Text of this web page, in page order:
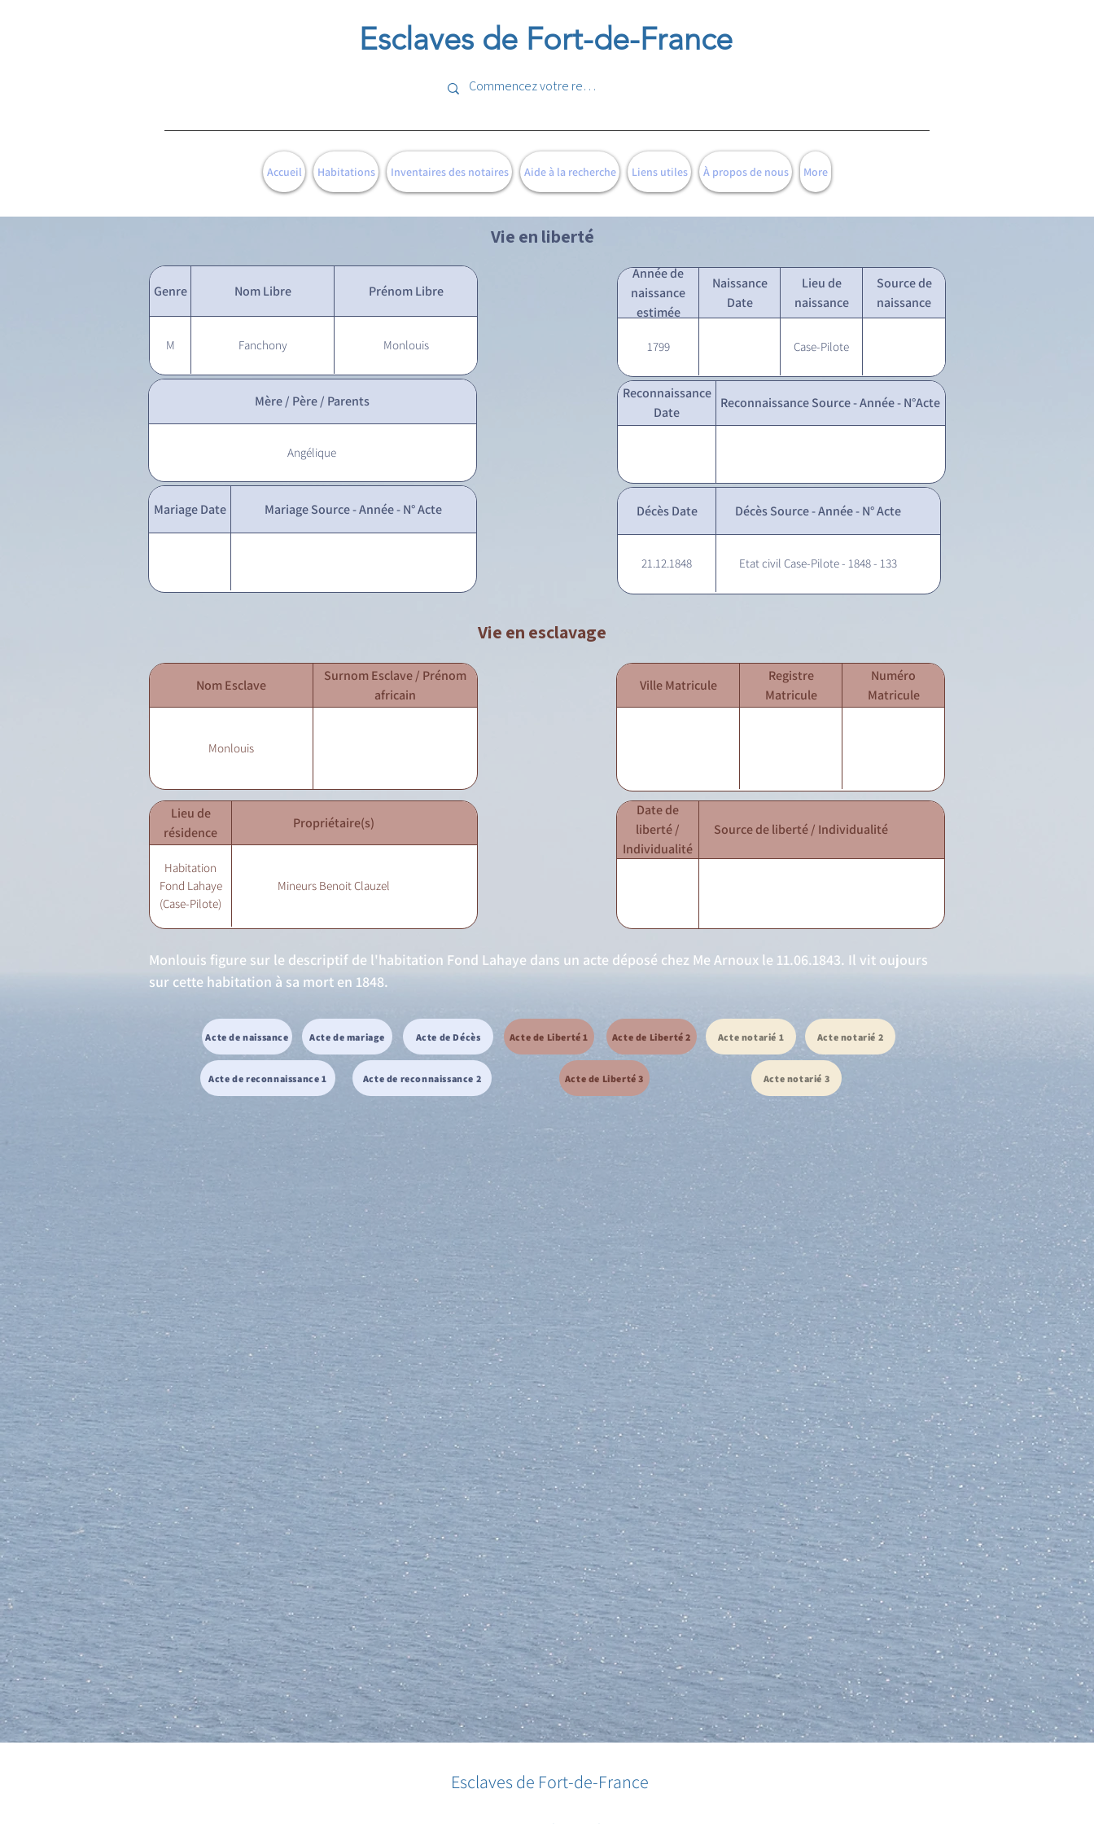
Esclaves de Fort-de-France
Accueil Habitations Inventaires des notaires Aide à la recherche Liens utiles À propos de nous More
Vie en liberté
Genre Nom Libre Prénom Libre
M Fanchony Monlouis
Année de
naissance
estimée
Naissance
Date
Lieu de
naissance
Source de
naissance
1799 Case-Pilote
Mère / Père / Parents
Angélique
Mariage Date Mariage Source - Année - N° Acte
Reconnaissance
Date
Reconnaissance Source - Année - N°Acte
Décès Date Décès Source - Année - N° Acte
21.12.1848 Etat civil Case-Pilote - 1848 - 133
Vie en esclavage
Nom Esclave
Surnom Esclave / Prénom
africain
Monlouis
Ville Matricule
Registre
Matricule
Numéro
Matricule
Lieu de
résidence
Propriétaire(s)
Habitation
Fond Lahaye
(Case-Pilote)
Mineurs Benoit Clauzel
Date de
liberté /
Individualité
Source de liberté / Individualité
Monlouis figure sur le descriptif de l'habitation Fond Lahaye dans un acte déposé chez Me Arnoux le 11.06.1843. Il vit oujours
sur cette habitation à sa mort en 1848.
Acte de naissance Acte de mariage Acte de Décès
Acte de reconnaissance 1 Acte de reconnaissance 2
Acte de Liberté 1 Acte de Liberté 2
Acte de Liberté 3
Acte notarié 1 Acte notarié 2
Acte notarié 3
Esclaves de Fort-de-France